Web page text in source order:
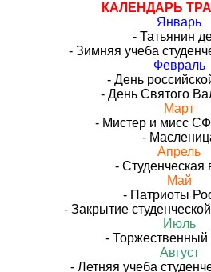
КАЛЕНДАРЬ
Январь
- Татьянин
- Зимняя учеба
Февраль
- День
- День Святого
Март
- Мистер и мисс
-
Апрель
- Студенческая
Май
- Патриоты
- Закрытие
Июль
- Торжественный
Август
- Летняя учеба